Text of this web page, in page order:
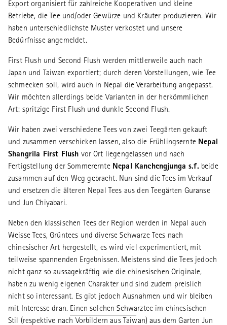
Export organisiert für zahlreiche Kooperativen und kleine
Betriebe, die Tee und/oder Gewürze und Kräuter produzieren. Wir
haben unterschiedlichste Muster verkostet und unsere
Bedürfnisse angemeldet.
First Flush und Second Flush werden mittlerweile auch nach
Japan und Taiwan exportiert; durch deren Vorstellungen, wie Tee
schmecken soll, wird auch in Nepal die Verarbeitung angepasst.
Wir möchten allerdings beide Varianten in der herkömmlichen
Art: spritzige First Flush und dunkle Second Flush.
Wir haben zwei verschiedene Tees von zwei Teegärten gekauft
und zusammen verschicken lassen, also die Frühlingsernte Nepal
Shangrila First Flush vor Ort liegengelassen und nach
Fertigstellung der Sommerernte Nepal Kanchengjunga s.f. beide
zusammen auf den Weg gebracht. Nun sind die Tees im Verkauf
und ersetzen die älteren Nepal Tees aus den Teegärten Guranse
und Jun Chiyabari.
Neben den klassischen Tees der Region werden in Nepal auch
Weisse Tees, Grüntees und diverse Schwarze Tees nach
chinesischer Art hergestellt, es wird viel experimentiert, mit
teilweise spannenden Ergebnissen. Meistens sind die Tees jedoch
nicht ganz so aussagekräftig wie die chinesischen Originale,
haben zu wenig eigenen Charakter und sind zudem preislich
nicht so interessant. Es gibt jedoch Ausnahmen und wir bleiben
mit Interesse dran. Einen solchen Schwarztee im chinesischen
Stil (respektive nach Vorbildern aus Taiwan) aus dem Garten Jun